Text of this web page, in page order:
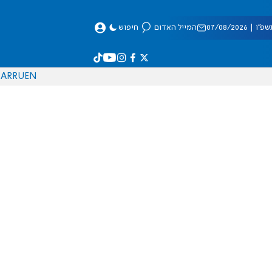
08/2026 המייל האדום חיפוש
EN
RU
AR